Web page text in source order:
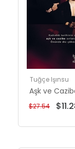
Tuğçe Işınsu
Aşk ve
$27.54